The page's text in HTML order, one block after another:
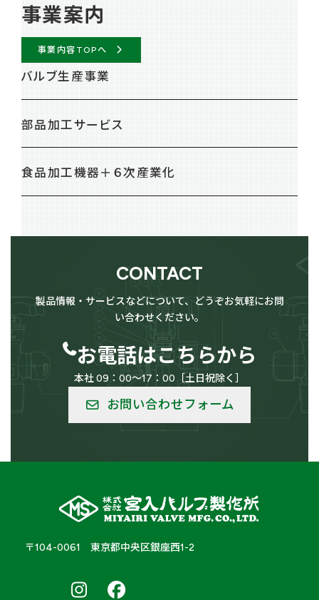
事業案内
事業内容TOPへ
バルブ生産事業
部品加工サービス
食品加工機器＋６次産業化
CONTACT
製品情報・サービスなどについて、どうぞお気軽にお問
い合わせください。
お電話はこちらから
本社 09：00～17：00［土日祝除く］
お問い合わせフォーム
〒104-0061 東京都中央区銀座西1-2
ア
ル
ア
ル